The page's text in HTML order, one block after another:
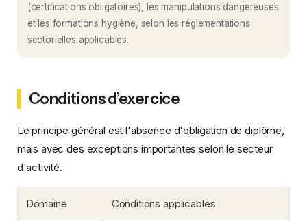
(certifications obligatoires), les manipulations dangereuses
et les formations hygiène, selon les réglementations
sectorielles applicables.
Conditions d’exercice
Le principe général est l'absence d'obligation de diplôme,
mais avec des exceptions importantes selon le secteur
d'activité.
Domaine Conditions applicables